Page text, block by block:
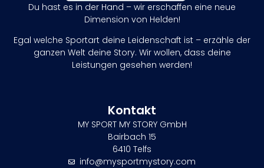
Du hast es in der Hand – wir erschaffen eine neue
Dimension von Helden!
Egal welche Sportart deine Leidenschaft ist – erzähle der
ganzen Welt deine Story. Wir wollen, dass deine
Leistungen gesehen werden!
Kontakt
MY SPORT MY STORY GmbH
Bairbach 15
6410 Telfs
info@mysportmystory.com